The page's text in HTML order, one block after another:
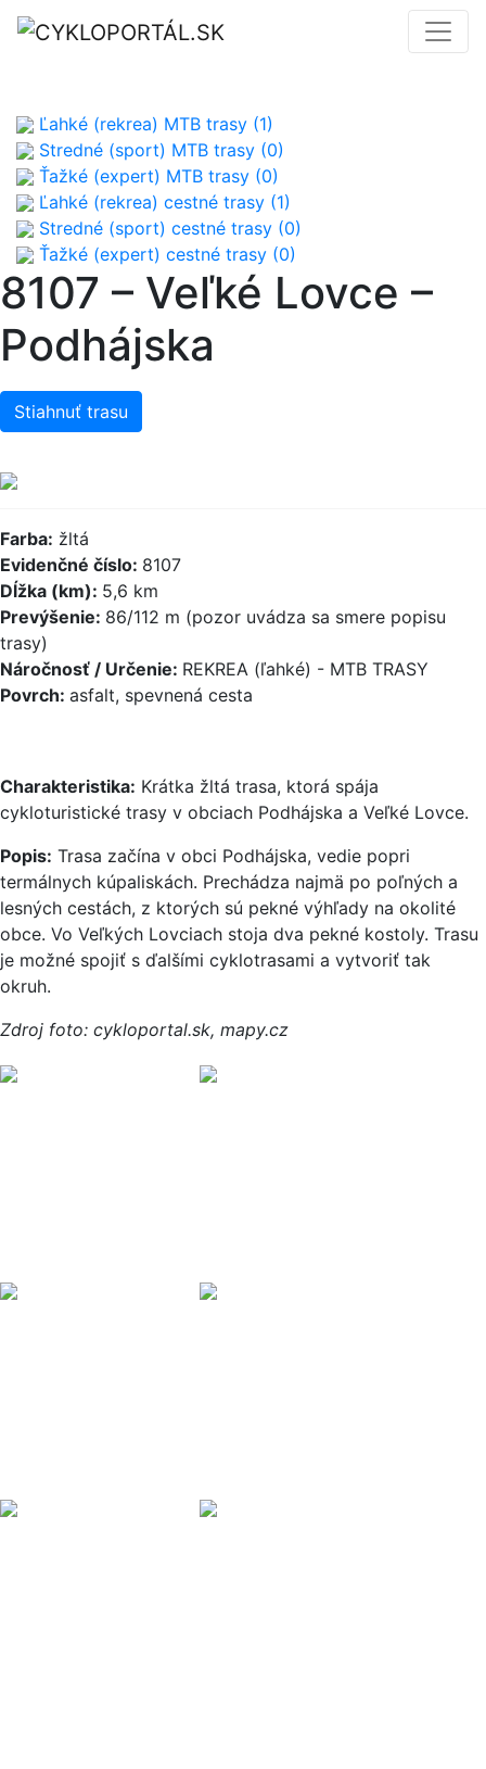
Ľahké (rekrea) MTB trasy (1)
Stredné (sport) MTB trasy (0)
Ťažké (expert) MTB trasy (0)
Ľahké (rekrea) cestné trasy (1)
Stredné (sport) cestné trasy (0)
Ťažké (expert) cestné trasy (0)
8107 – Veľké Lovce –
Podhájska
Stiahnuť trasu
Farba: žltá
Evidenčné číslo: 8107
Dĺžka (km): 5,6 km
Prevýšenie: 86/112 m (pozor uvádza sa smere popisu
trasy)
Náročnosť / Určenie: REKREA (ľahké) - MTB TRASY
Povrch: asfalt, spevnená cesta
Charakteristika: Krátka žltá trasa, ktorá spája
cykloturistické trasy v obciach Podhájska a Veľké Lovce.
Popis: Trasa začína v obci Podhájska, vedie popri
termálnych kúpaliskách. Prechádza najmä po poľných a
lesných cestách, z ktorých sú pekné výhľady na okolité
obce. Vo Veľkých Lovciach stoja dva pekné kostoly. Trasu
je možné spojiť s ďalšími cyklotrasami a vytvoriť tak
okruh.
Zdroj foto: cykloportal.sk, mapy.cz